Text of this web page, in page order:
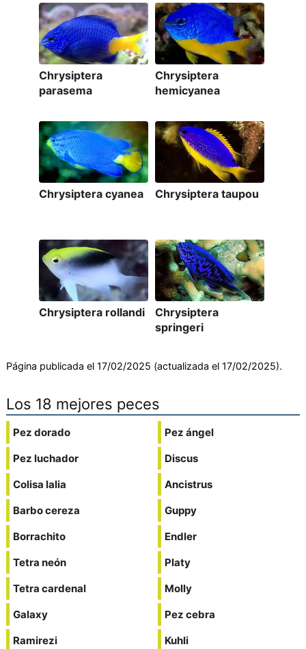
Chrysiptera
parasema
Chrysiptera
hemicyanea
Chrysiptera cyanea Chrysiptera taupou
Chrysiptera rollandi
Chrysiptera
springeri
Página publicada el 17/02/2025 (actualizada el 17/02/2025).
Los 18 mejores peces
Pez dorado
Pez luchador
Colisa lalia
Barbo cereza
Borrachito
Tetra neón
Tetra cardenal
Galaxy
Ramirezi
Pez ángel
Discus
Ancistrus
Guppy
Endler
Platy
Molly
Pez cebra
Kuhli